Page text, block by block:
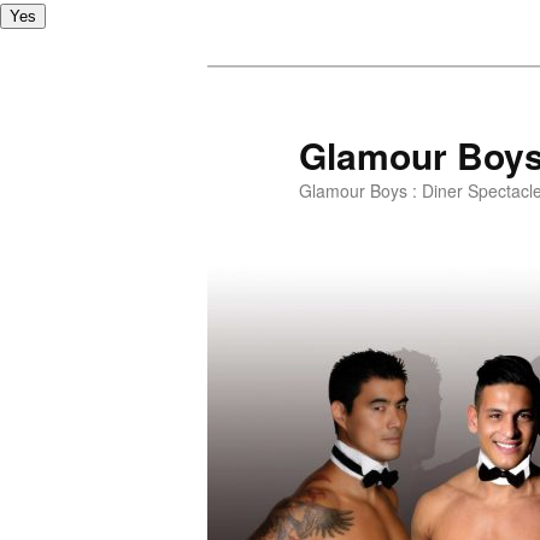
Yes
Glamour
Glamour Boys : Diner